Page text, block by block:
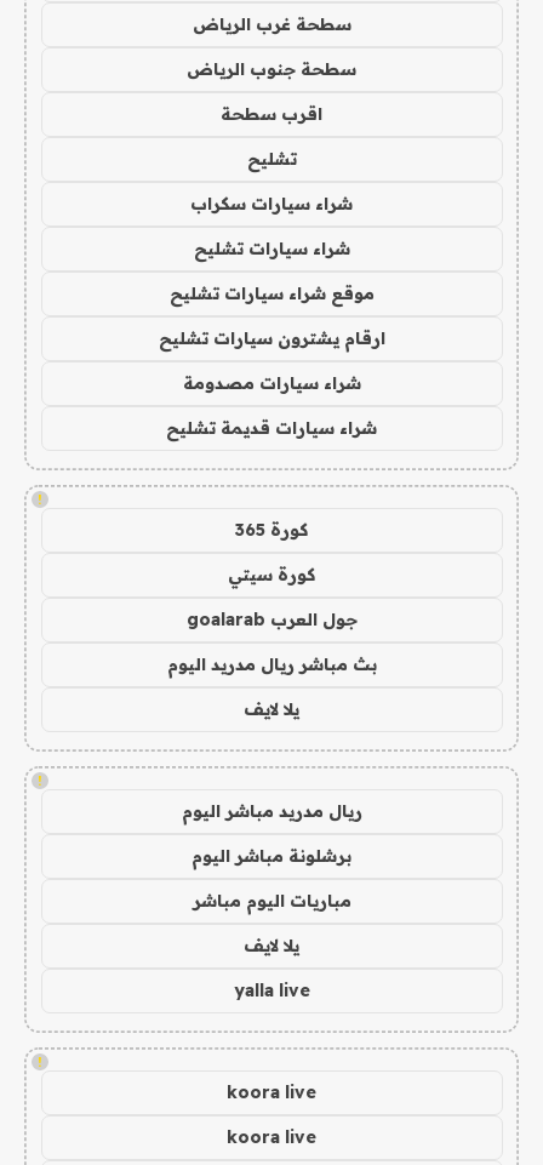
سطحة غرب الرياض
سطحة جنوب الرياض
اقرب سطحة
تشليح
شراء سيارات سكراب
شراء سيارات تشليح
موقع شراء سيارات تشليح
ارقام يشترون سيارات تشليح
شراء سيارات مصدومة
شراء سيارات قديمة تشليح
!
كورة 365
كورة سيتي
جول العرب goalarab
بث مباشر ريال مدريد اليوم
يلا لايف
!
ريال مدريد مباشر اليوم
برشلونة مباشر اليوم
مباريات اليوم مباشر
يلا لايف
yalla live
!
koora live
koora live